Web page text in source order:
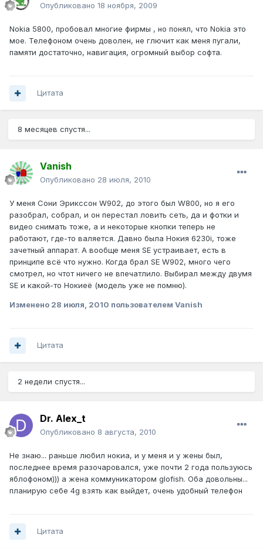
Опубликовано 18 ноября, 2009
Nokia 5800, пробовал многие фирмы , но понял, что Nokia это
мое. Телефоном очень доволен, не глючит как меня пугали,
памяти достаточно, навигация, огромный выбор софта.
Цитата
8 месяцев спустя...
Vanish
Опубликовано 28 июля, 2010
У меня Сони Эрикссон W902, до этого был W800, но я его
разобрал, собрал, и он перестал ловить сеть, да и фотки и
видео снимать тоже, а и некоторые кнопки теперь не
работают, где-то валяется. Давно была Нокия 6230i, тоже
зачетный аппарат. А вообще меня SE устраивает, есть в
принципе всё что нужно. Когда брал SE W902, много чего
смотрел, но чтот ничего не впечатлило. Выбирал между двумя
SE и какой-то Нокиеё (модель уже не помню).
Изменено 28 июля, 2010 пользователем Vanish
Цитата
2 недели спустя...
Dr. Alex_t
Опубликовано 8 августа, 2010
Не знаю... раньше любил нокиа, и у меня и у жены был,
последнее время разочаровался, уже почти 2 года пользуюсь
яблофоном))) а жена коммуникатором glofish. Оба довольны...
планирую себе 4g взять как выйдет, очень удобный телефон
Цитата